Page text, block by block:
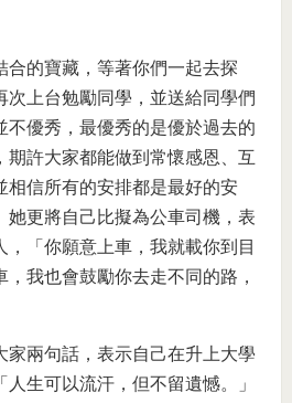
合的寶藏，等著你們一起去探
次上台勉勵同學，並送給同學們
不優秀，最優秀的是優於過去的
期許大家都能做到常懷感恩、互
相信所有的安排都是最好的安
她更將自己比擬為公車司機，表
，「你願意上車，我就載你到目
我也會鼓勵你去走不同的路，
家兩句話，表示自己在升上大學
生可以流汗，但不留遺憾。」